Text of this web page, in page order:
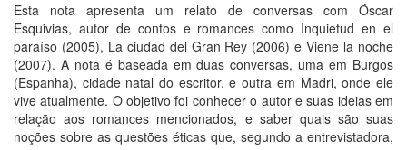
Esta nota apresenta um relato de conversas com Óscar
Esquivias, autor de contos e romances como Inquietud en el
paraíso (2005), La ciudad del Gran Rey (2006) e Viene la noche
(2007). A nota é baseada em duas conversas, uma em Burgos
(Espanha), cidade natal do escritor, e outra em Madri, onde ele
vive atualmente. O objetivo foi conhecer o autor e suas ideias em
relação aos romances mencionados, e saber quais são suas
noções sobre as questões éticas que, segundo a entrevistadora,